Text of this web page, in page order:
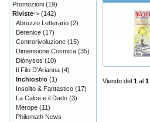
Viendo del 1 al 1
Promozioni (19)
Riviste-> (142)
Abruzzo Letterario (2)
Berenice (17)
Controrivoluzione (15)
Dimensione Cosmica (35)
Diònysos (10)
Il Filo D'Arianna (4)
Inchiostro (1)
Insolito & Fantastico (17)
La Calce e il Dado (3)
Merope (11)
Philomath News